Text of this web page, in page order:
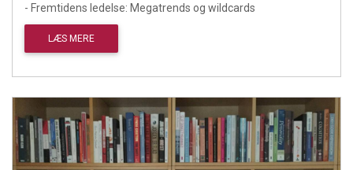
- Fremtidens ledelse: Megatrends og wildcards
LÆS MERE